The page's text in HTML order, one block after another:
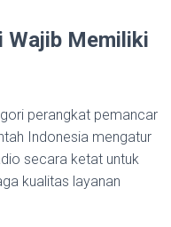
Wajib Memiliki
perangkat pemancar
Indonesia mengatur
secara ketat untuk
kualitas layanan